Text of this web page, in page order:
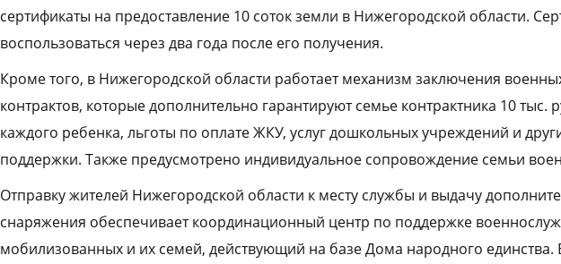
сертификаты на предоставление 10 соток земли в Нижегородской области.
воспользоваться через два года после его получения.
Кроме того, в Нижегородской области работает механизм заключения
контрактов, которые дополнительно гарантируют семье контрактника 10 тыс.
каждого ребенка, льготы по оплате ЖКУ, услуг дошкольных учреждений и
поддержки. Также предусмотрено индивидуальное сопровождение семьи
Отправку жителей Нижегородской области к месту службы и выдачу
снаряжения обеспечивает координационный центр по поддержке
мобилизованных и их семей, действующий на базе Дома народного единства.